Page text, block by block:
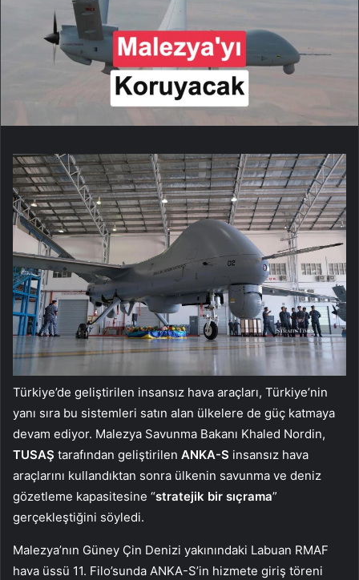
Türkiye’de geliştirilen insansız hava araçları, Türkiye’nin
yanı sıra bu sistemleri satın alan ülkelere de güç katmaya
devam ediyor. Malezya Savunma Bakanı Khaled Nordin,
TUSAŞ tarafından geliştirilen ANKA-S insansız hava
araçlarını kullandıktan sonra ülkenin savunma ve deniz
gözetleme kapasitesine “stratejik bir sıçrama”
gerçekleştiğini söyledi.
Malezya’nın Güney Çin Denizi yakınındaki Labuan RMAF
hava üssü 11. Filo’sunda ANKA-S’in hizmete giriş töreni